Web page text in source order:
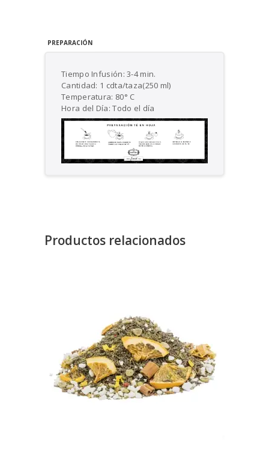
PREPARACIÓN
Tiempo Infusión: 3-4 min.
Cantidad: 1 cdta/taza(250 ml)
Temperatura: 80° C
Hora del Día: Todo el día
Productos relacionados